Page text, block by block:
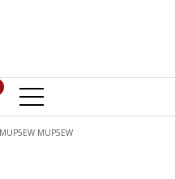
MUP5EW